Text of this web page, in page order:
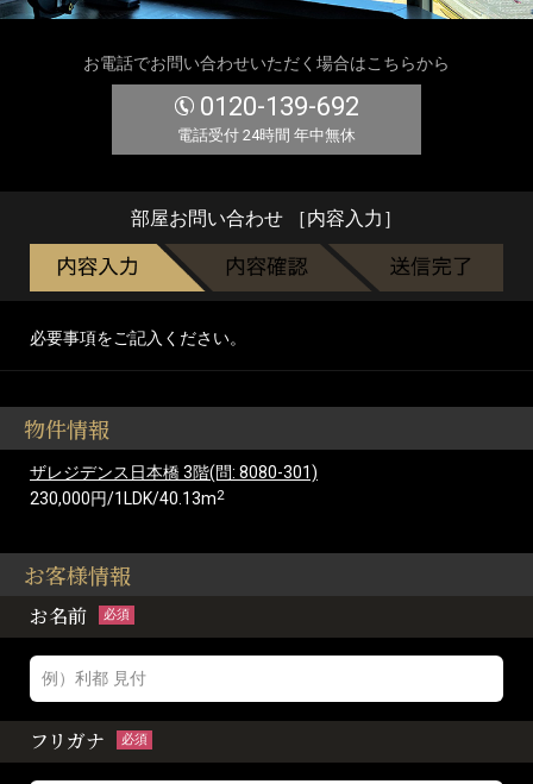
お電話でお問い合わせいただく場合はこちらから
0120-139-692
電話受付 24時間 年中無休
部屋お問い合わせ ［内容入力］
必要事項をご記入ください。
物件情報
ザレジデンス日本橋 3階(問: 8080-301)
230,000円/1LDK/40.13m2
お客様情報
お名前 必須
フリガナ 必須